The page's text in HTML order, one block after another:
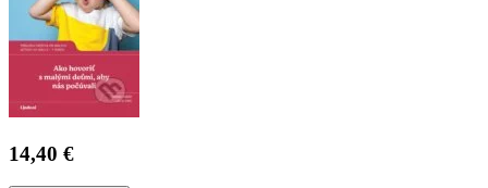
14,40 €